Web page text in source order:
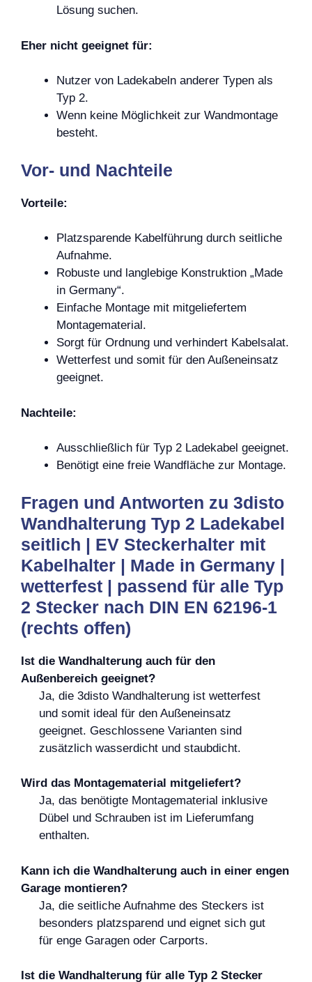
Lösung suchen.
Eher nicht geeignet für:
Nutzer von Ladekabeln anderer Typen als
Typ 2.
Wenn keine Möglichkeit zur Wandmontage
besteht.
Vor- und Nachteile
Vorteile:
Platzsparende Kabelführung durch seitliche
Aufnahme.
Robuste und langlebige Konstruktion „Made
in Germany“.
Einfache Montage mit mitgeliefertem
Montagematerial.
Sorgt für Ordnung und verhindert Kabelsalat.
Wetterfest und somit für den Außeneinsatz
geeignet.
Nachteile:
Ausschließlich für Typ 2 Ladekabel geeignet.
Benötigt eine freie Wandfläche zur Montage.
Fragen und Antworten zu 3disto
Wandhalterung Typ 2 Ladekabel
seitlich | EV Steckerhalter mit
Kabelhalter | Made in Germany |
wetterfest | passend für alle Typ
2 Stecker nach DIN EN 62196-1
(rechts offen)
Ist die Wandhalterung auch für den
Außenbereich geeignet?
Ja, die 3disto Wandhalterung ist wetterfest
und somit ideal für den Außeneinsatz
geeignet. Geschlossene Varianten sind
zusätzlich wasserdicht und staubdicht.
Wird das Montagematerial mitgeliefert?
Ja, das benötigte Montagematerial inklusive
Dübel und Schrauben ist im Lieferumfang
enthalten.
Kann ich die Wandhalterung auch in einer engen
Garage montieren?
Ja, die seitliche Aufnahme des Steckers ist
besonders platzsparend und eignet sich gut
für enge Garagen oder Carports.
Ist die Wandhalterung für alle Typ 2 Stecker